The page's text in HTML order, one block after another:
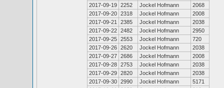
2017-09-19 2252 Jockel Hofmann
2068
2017-09-20 2318 Jockel Hofmann
2008
2017-09-21
2385 Jockel Hofmann
2038
2017-09-22 2482 Jockel Hofmann
2950
2017-09-25 2553 Jockel Hofmann
720
2017-09-26 2620 Jockel Hofmann
2038
2017-09-27 2686 Jockel Hofmann
2008
2017-09-28 2753 Jockel Hofmann
2038
2017-09-29 2820 Jockel Hofmann
2038
2017-09-30 2990 Jockel Hofmann
5171